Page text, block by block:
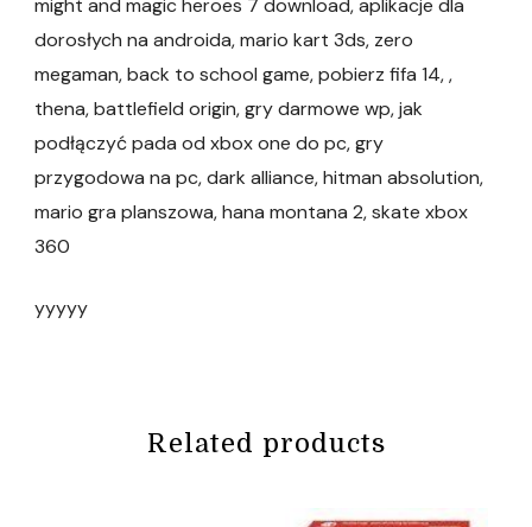
dorosłych na androida, mario kart 3ds, zero
megaman, back to school game, pobierz fifa 14, ,
thena, battlefield origin, gry darmowe wp, jak
podłączyć pada od xbox one do pc, gry
przygodowa na pc, dark alliance, hitman absolution,
mario gra planszowa, hana montana 2, skate xbox
360
yyyyy
Related products